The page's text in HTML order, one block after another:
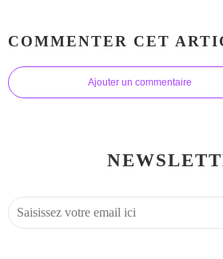
COMMENTER CET
Ajouter un commentaire